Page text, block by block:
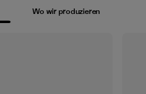
Wo wir produzieren